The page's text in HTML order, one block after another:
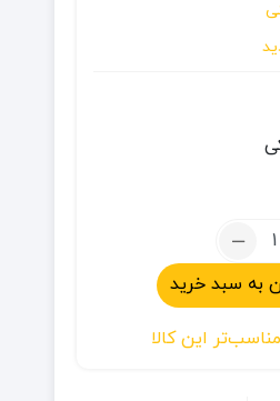
تعداد:
به سبد خرید
این کالا